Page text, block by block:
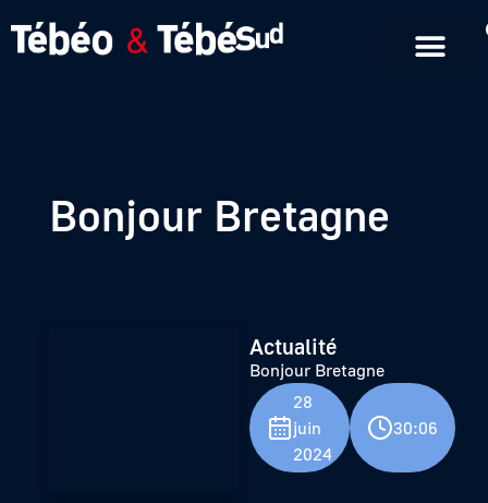
Bonjour Bretagne
Actualité
Bonjour Bretagne
28
juin
2024
30:06